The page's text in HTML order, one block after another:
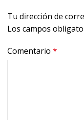
Tu dirección de
Los campos
Comentario *